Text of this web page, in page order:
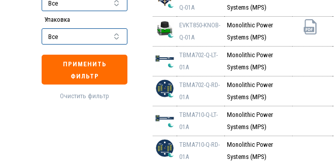
Упаковка
ПРИМЕНИТЬ
ФИЛЬТР
Очистить фильтр
Q-01A
Systems (MPS)
EVKT850-KNOB-
Q-01A
Monolithic Power
Systems (MPS)
TBMA702-Q-LT-
01A
Monolithic Power
Systems (MPS)
TBMA702-Q-RD-
01A
Monolithic Power
Systems (MPS)
TBMA710-Q-LT-
01A
Monolithic Power
Systems (MPS)
TBMA710-Q-RD-
01A
Monolithic Power
Systems (MPS)